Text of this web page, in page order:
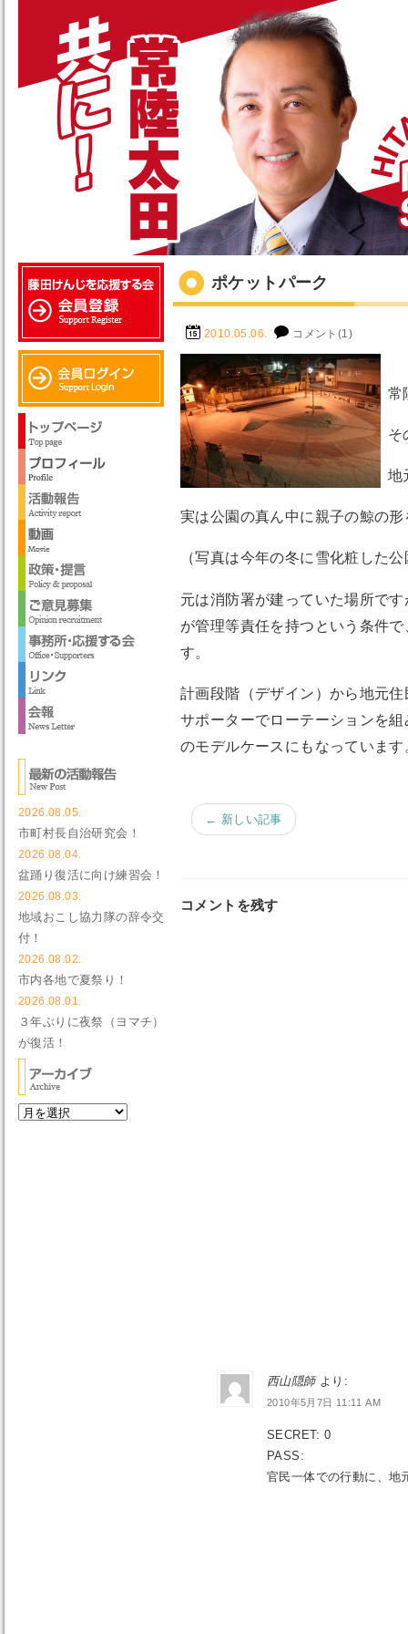
ポケットパーク
2010.05.06. コメント(1)
常
そ
地
実は公園の真ん中に親子の鯨の
（写真は今年の冬に雪化粧した
元は消防署が建っていた場所で
が管理等責任を持つという条件
す。
計画段階（デザイン）から地元
サポーターでローテーションを
のモデルケースにもなっています
← 新しい記事
コメントを残す
西山隠師 より:
2010年5月7日 11:11 AM
SECRET: 0
PASS:
官民一体での行動に、地
2026.08.05.
市町村長自治研究会！
2026.08.04.
盆踊り復活に向け練習会！
2026.08.03.
地域おこし協力隊の辞令交
付！
2026.08.02.
市内各地で夏祭り！
2026.08.01.
３年ぶりに夜祭（ヨマチ）
が復活！